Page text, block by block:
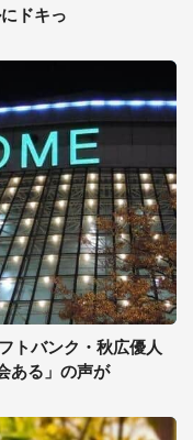
ドキっ
トバンク・秋広優人
ある」の声が